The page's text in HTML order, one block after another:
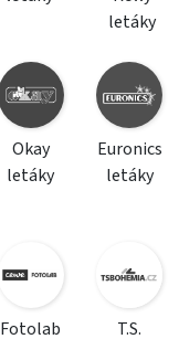
letáky
Okay
letáky
Euronics
letáky
Fotolab
T.S.